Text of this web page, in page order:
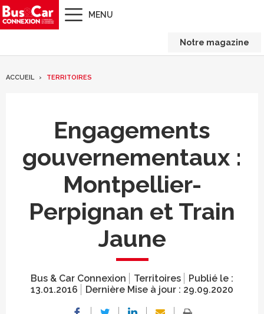
MENU
Notre magazine
ACCUEIL TERRITOIRES
Engagements
gouvernementaux :
Montpellier-
Perpignan et Train
Jaune
Bus & Car Connexion Territoires
Publié le :
13.01.2016
Dernière Mise à jour : 29.09.2020